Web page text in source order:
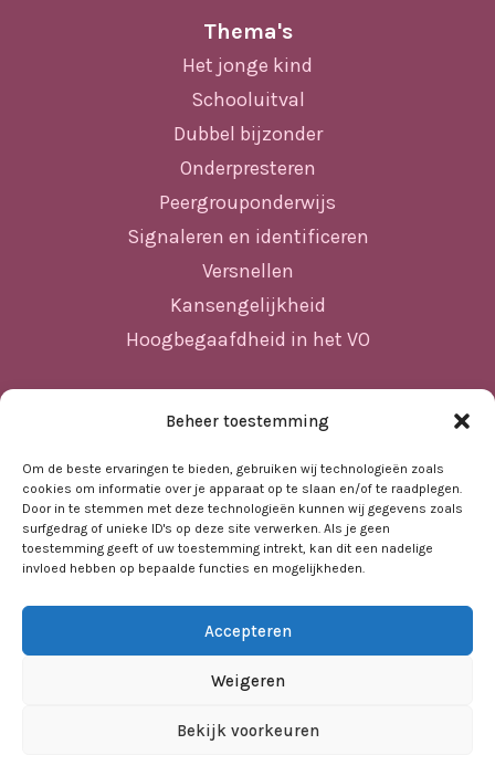
Beheer toestemming
Om de beste ervaringen te bieden, gebruiken wij technologieën zoals
cookies om informatie over je apparaat op te slaan en/of te raadplegen.
Door in te stemmen met deze technologieën kunnen wij gegevens zoals
surfgedrag of unieke ID's op deze site verwerken. Als je geen
toestemming geeft of uw toestemming intrekt, kan dit een nadelige
invloed hebben op bepaalde functies en mogelijkheden.
Accepteren
Weigeren
Bekijk voorkeuren
Thema's
Het jonge kind
Schooluitval
Dubbel bijzonder
Onderpresteren
Peergrouponderwijs
Signaleren en identificeren
Versnellen
Kansengelijkheid
Hoogbegaafdheid in het VO
Home
Nieuws
Agenda
Kennisbank
Sociale kaart
Over ons
Contact